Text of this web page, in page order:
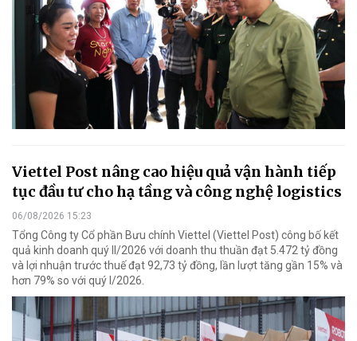
Viettel Post nâng cao hiệu quả vận hành tiếp
tục đầu tư cho hạ tầng và công nghệ logistics
06/08/2026 15:23
Tổng Công ty Cổ phần Bưu chính Viettel (Viettel Post) công bố kết
quả kinh doanh quý II/2026 với doanh thu thuần đạt 5.472 tỷ đồng
và lợi nhuận trước thuế đạt 92,73 tỷ đồng, lần lượt tăng gần 15% và
hơn 79% so với quý I/2026.